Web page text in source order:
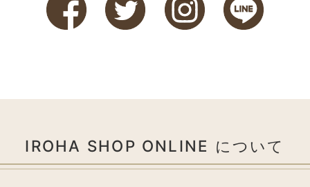
IROHA SHOP ONLINE について